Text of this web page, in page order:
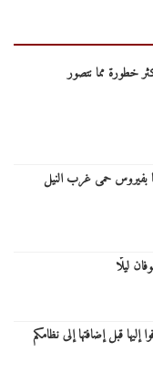
خطورة مما نتصور
ليلًا
قبل إضافتها إلى نظامكم